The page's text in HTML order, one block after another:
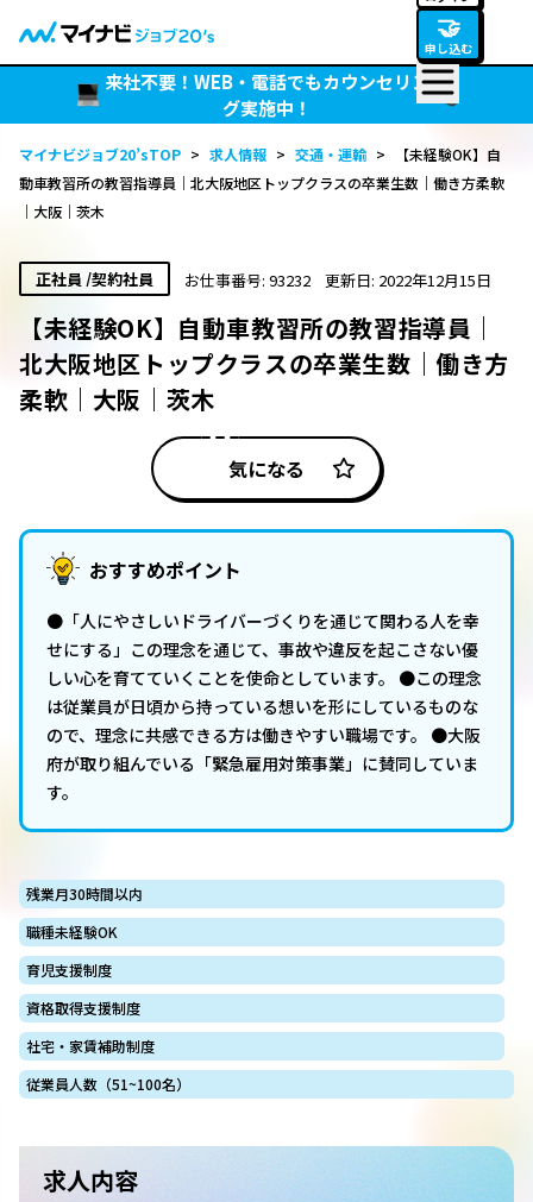
🤝
申し込む
来社不要！WEB・電話でもカウンセリン
グ実施中！
マイナビジョブ20’sTOP > 求人情報 > 交通・運輸 >
【未経験OK】自
動車教習所の教習指導員｜北大阪地区トップクラスの卒業生数｜働き方柔軟
｜大阪｜茨木
正社員 /契約社員 お仕事番号: 93232 更新日: 2022年12月15日
【未経験OK】自動車教習所の教習指導員｜
北大阪地区トップクラスの卒業生数｜働き方
柔軟｜大阪｜茨木
気になる
おすすめポイント
●「人にやさしいドライバーづくりを通じて関わる人を幸
せにする」この理念を通じて、事故や違反を起こさない優
しい心を育てていくことを使命としています。 ●この理念
は従業員が日頃から持っている想いを形にしているものな
ので、理念に共感できる方は働きやすい職場です。 ●大阪
府が取り組んでいる「緊急雇用対策事業」に賛同していま
す。
残業月30時間以内
職種未経験OK
育児支援制度
資格取得支援制度
社宅・家賃補助制度
従業員人数（51~100名）
求人内容